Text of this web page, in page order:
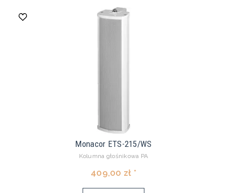
Monacor ETS-215/WS
Kolumna głośnikowa PA
409,00 zł *